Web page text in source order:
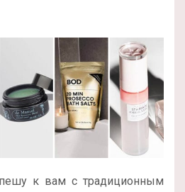
к вам с традиционным